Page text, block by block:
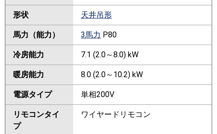
形状 天井吊形
馬力（能力） 3馬力 P80
冷房能力 7.1 (2.0～8.0) kW
暖房能力 8.0 (2.0～10.2) kW
電源タイプ 単相200V
リモコンタイ
プ
ワイヤードリモコン